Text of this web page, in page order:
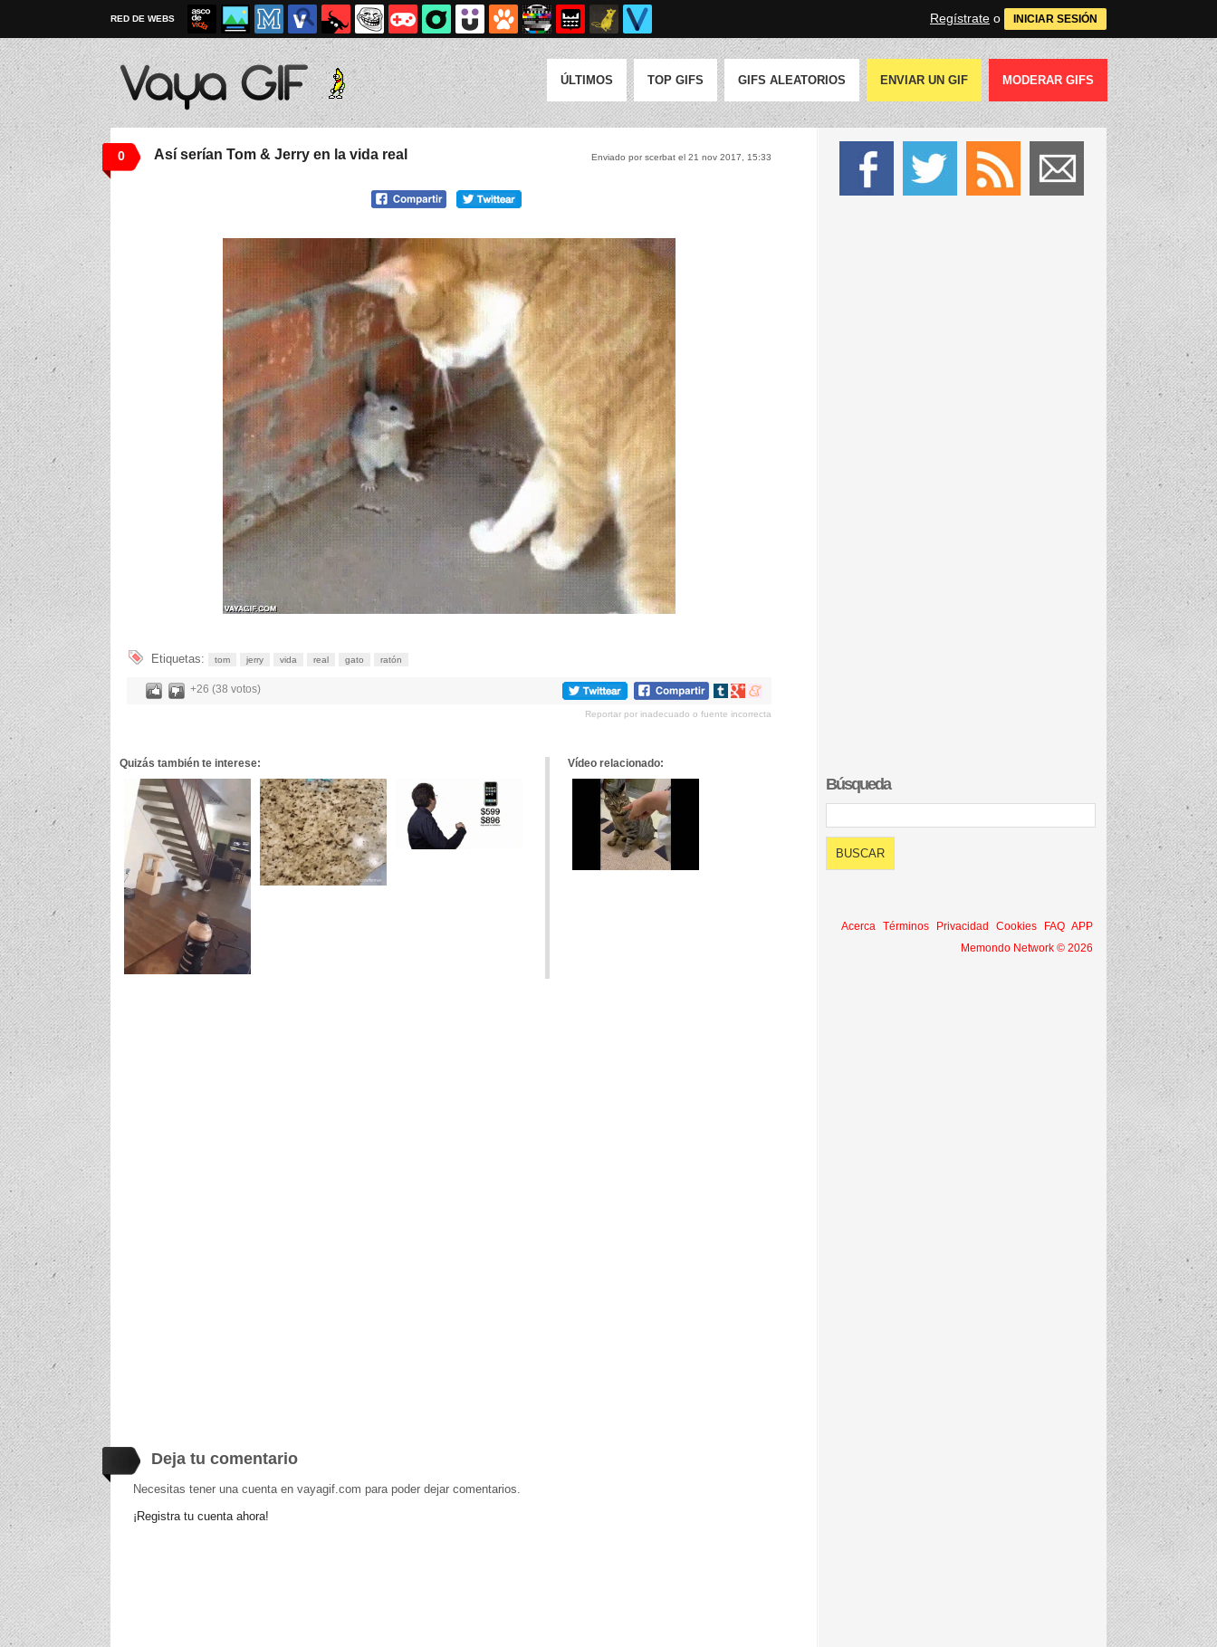
RED DE WEBS Regístrate o INICIAR SESIÓN
ÚLTIMOS TOP GIFS GIFS ALEATORIOS ENVIAR UN GIF MODERAR GIFS
0 Enviado por scerbat el 21 nov 2017, 15:33
Así serían Tom & Jerry en la vida real
Etiquetas: tom jerry vida real gato ratón
+26 (38 votos)
Compartir
tumblr
Compartir
Google+
Compartir
meneame
Reportar por inadecuado o fuente incorrecta
Quizás también te interese: Vídeo relacionado:
Deja tu comentario
Necesitas tener una cuenta en vayagif.com para poder dejar comentarios.
¡Registra tu cuenta ahora!
Búsqueda
Acerca Términos Privacidad Cookies FAQ APP
Memondo Network © 2026